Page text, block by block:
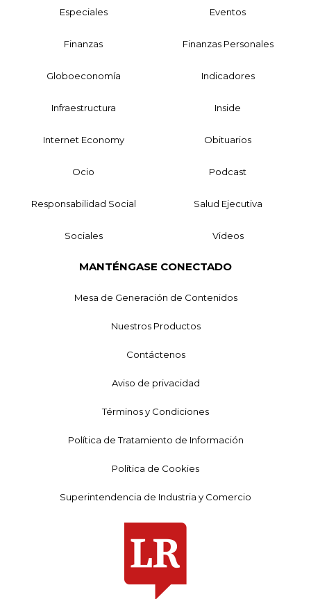
Especiales Eventos
Finanzas Finanzas Personales
Globoeconomía Indicadores
Infraestructura Inside
Internet Economy Obituarios
Ocio Podcast
Responsabilidad Social Salud Ejecutiva
Sociales Videos
MANTÉNGASE CONECTADO
Mesa de Generación de Contenidos
Nuestros Productos
Contáctenos
Aviso de privacidad
Términos y Condiciones
Política de Tratamiento de Información
Política de Cookies
Superintendencia de Industria y Comercio